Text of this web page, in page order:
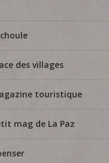
des villages
touristique
mag de La Paz